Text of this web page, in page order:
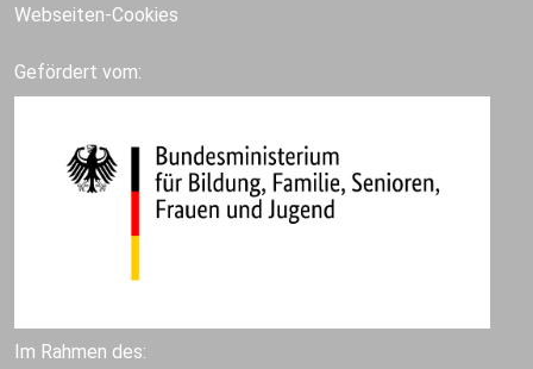
Webseiten-Cookies
Gefördert vom:
Im Rahmen des: